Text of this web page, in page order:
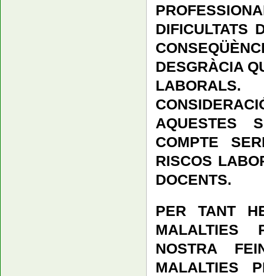
DIFICULTATS
DESGRÀCIA
AQUESTES
COMPTE
RISCOS
DOCENTS.
PER TANT
MALALTIES
NOSTRA
MALALTIES